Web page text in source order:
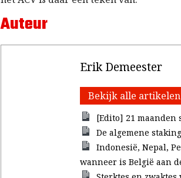
Auteur
Erik Demeester
Bekijk alle artikelen
[Edito] 21
De algemene
Indonesië, Nepal,
wanneer is België aan